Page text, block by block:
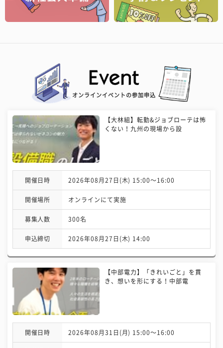
オンラインイベントの参加申込
【大林組】転勤&ジョブローテは怖
くない！九州の現場から設
開催日時 2026年08月27日(木) 15:00〜16:00
開催場所 オンラインにて実施
募集人数 300名
申込締切 2026年08月27日(木) 14:00
【中部電力】「きれいごと」を貫
き、想いを形にする！中部電
開催日時 2026年08月31日(月) 15:00〜16:00